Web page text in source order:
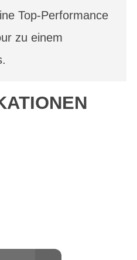
Top-Performance
zu einem